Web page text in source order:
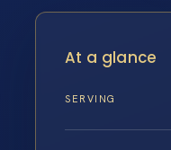
At a glance
SERVING